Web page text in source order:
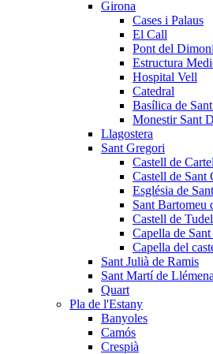
Girona
Cases i Palaus
El Call
Pont del Dimoni
Estructura
Hospital Vell
Catedral
Basílica de
Monestir Sant
Llagostera
Sant Gregori
Castell de
Castell de Sant
Església de
Sant Bartomeu
Castell de
Capella de
Capella del
Sant Julià de Ramis
Sant Martí de Llémena
Quart
Pla de l'Estany
Banyoles
Camós
Crespià